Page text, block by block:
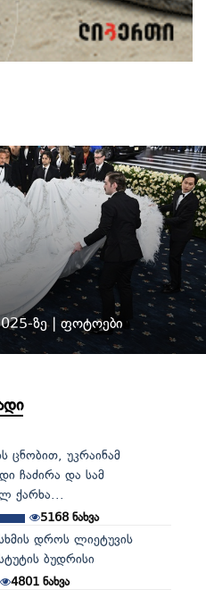
ზე | ფოტოები
ცნობით, უკრაინამ
ჩაძირა და სამ
ქარხა...
5168 ნახვა
დროს ლიეტუვის
ბუდრისი
4801ნახვა